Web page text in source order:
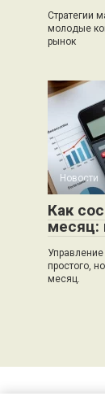
Стратегии
молодые
рынок
Новости
Как
месяц:
простого,
месяц.